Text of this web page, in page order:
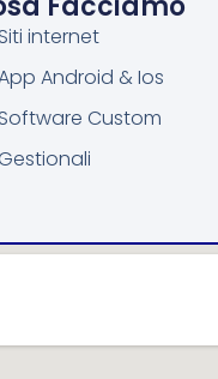
Siti internet
Android & Ios
Software Custom